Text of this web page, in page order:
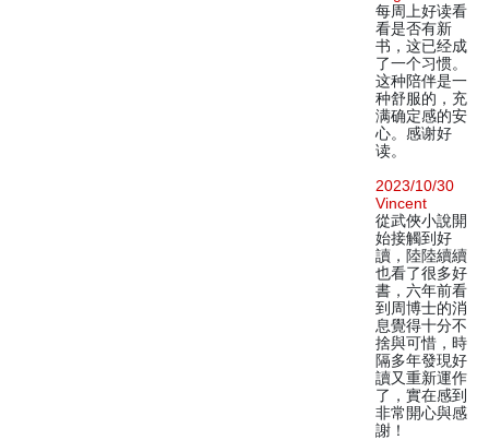
每周上好读看
看是否有新
书，这已经成
了一个习惯。
这种陪伴是一
种舒服的，充
满确定感的安
心。感谢好
读。
2023/10/30
Vincent
從武俠小說開
始接觸到好
讀，陸陸續續
也看了很多好
書，六年前看
到周博士的消
息覺得十分不
捨與可惜，時
隔多年發現好
讀又重新運作
了，實在感到
非常開心與感
謝！